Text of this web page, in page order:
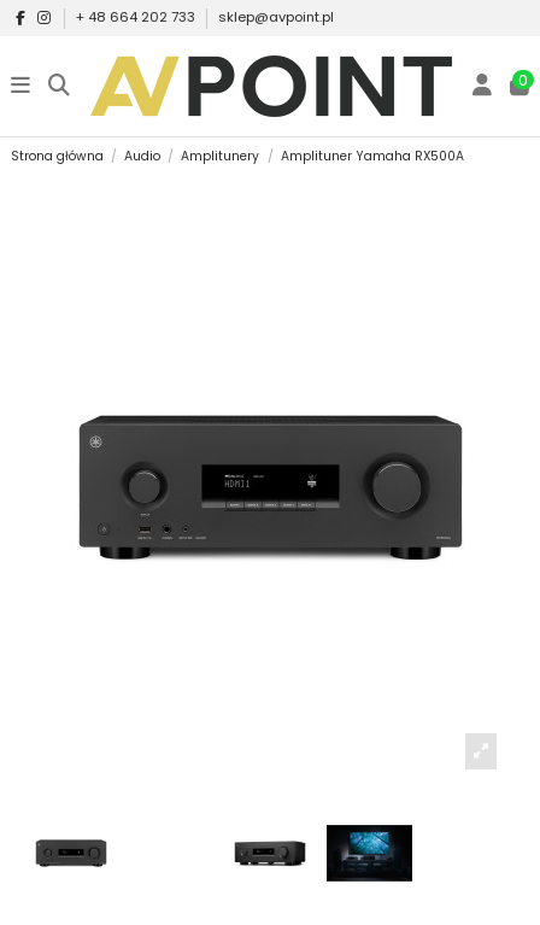
+ 48 664 202 733 sklep@avpoint.pl
0
Strona główna Audio Amplitunery Amplituner Yamaha RX500A